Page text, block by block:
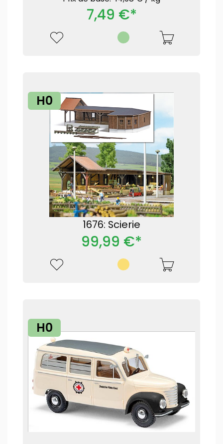
7,49 €*
H0
1676: Scierie
99,99 €*
H0